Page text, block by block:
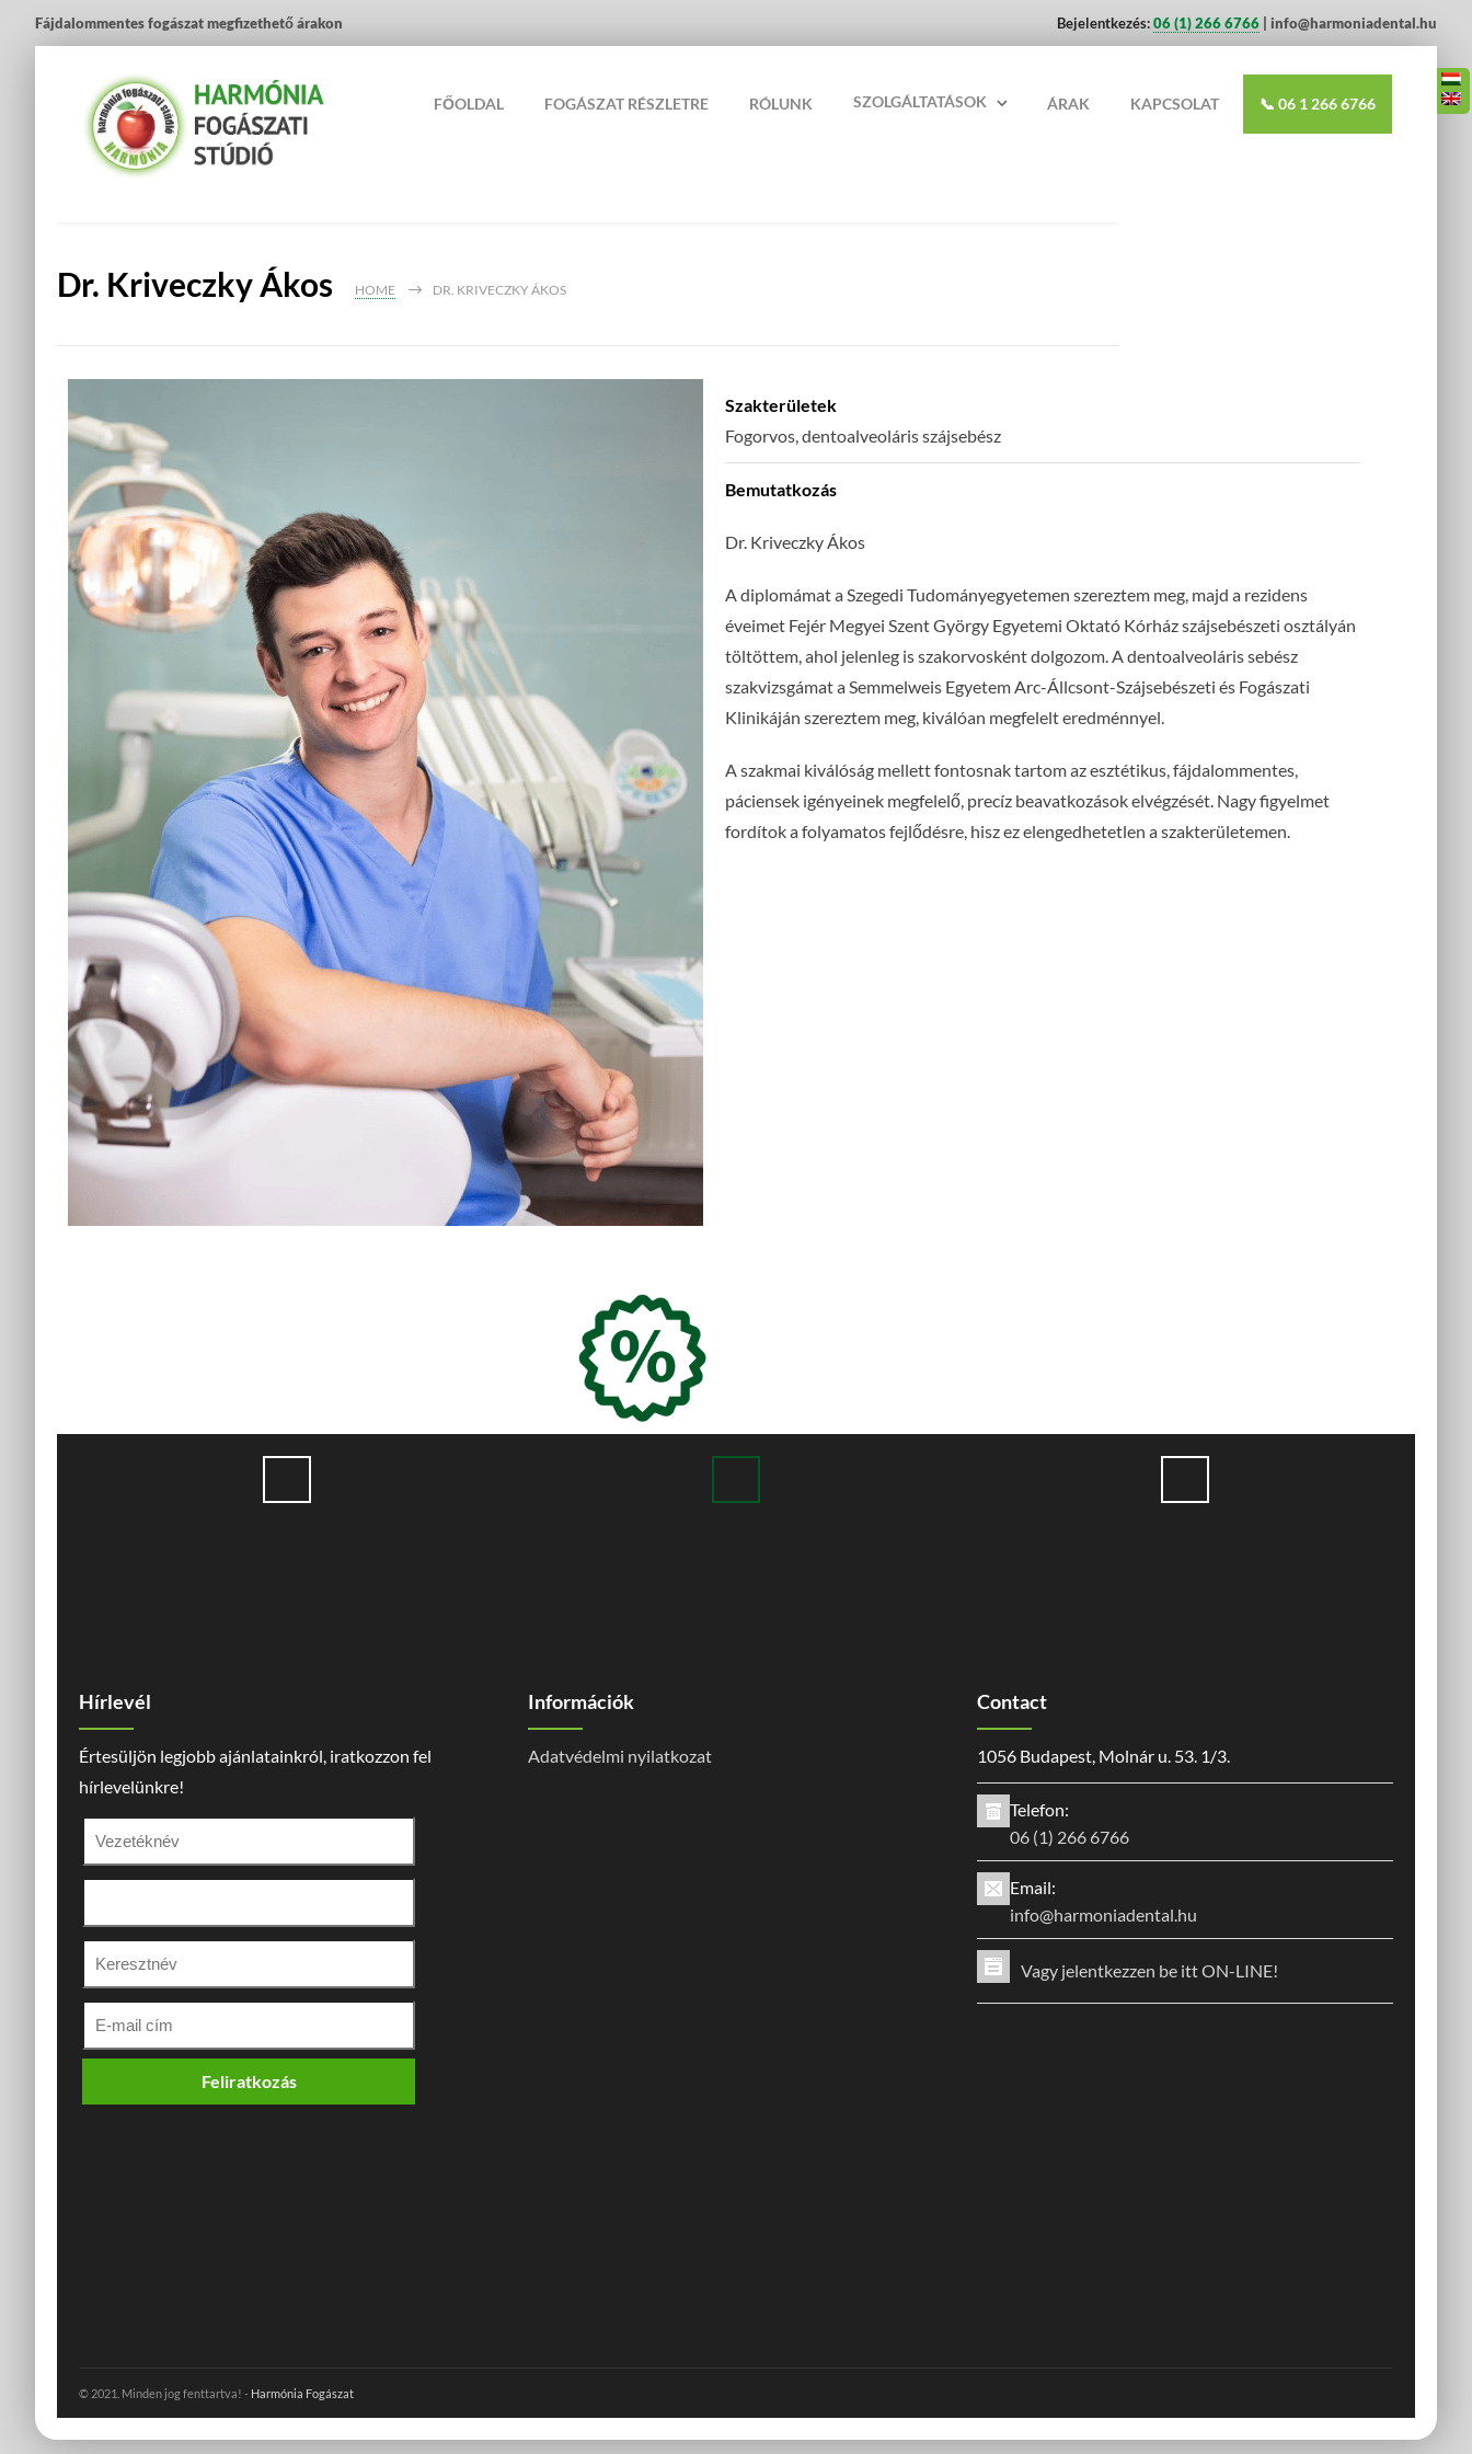
Fájdalommentes fogászat megfizethető árakon Bejelentkezés:06 (1) 266 6766| info@harmoniadental.hu
FŐOLDAL FOGÁSZAT RÉSZLETRE RÓLUNK SZOLGÁLTATÁSOK ÁRAK KAPCSOLAT 📞 06 1 266 6766
Dr. Kriveczky Ákos HOME DR. KRIVECZKY ÁKOS
Szakterületek
Fogorvos, dentoalveoláris szájsebész
Bemutatkozás
Dr. Kriveczky Ákos
A diplomámat a Szegedi Tudományegyetemen szereztem meg, majd a rezidens
éveimet Fejér Megyei Szent György Egyetemi Oktató Kórház szájsebészeti osztályán
töltöttem, ahol jelenleg is szakorvosként dolgozom. A dentoalveoláris sebész
szakvizsgámat a Semmelweis Egyetem Arc-Állcsont-Szájsebészeti és Fogászati
Klinikáján szereztem meg, kiválóan megfelelt eredménnyel.
A szakmai kiválóság mellett fontosnak tartom az esztétikus, fájdalommentes,
páciensek igényeinek megfelelő, precíz beavatkozások elvégzését. Nagy figyelmet
fordítok a folyamatos fejlődésre, hisz ez elengedhetetlen a szakterületemen.
Hírlevél
Értesüljön legjobb ajánlatainkról, iratkozzon fel
hírlevelünkre!
Feliratkozás
Információk
Adatvédelmi nyilatkozat
Contact
1056 Budapest, Molnár u. 53. 1/3.
Telefon:
06 (1) 266 6766
Email:
info@harmoniadental.hu
Vagy jelentkezzen be itt ON-LINE!
© 2021. Minden jog fenttartva! - Harmónia Fogászat